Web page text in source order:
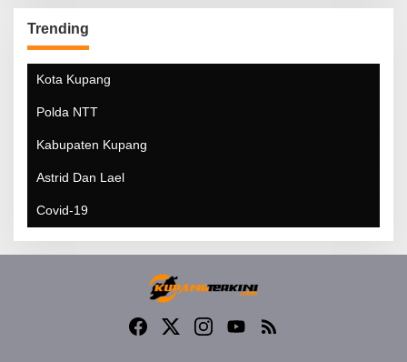
Trending
Kota Kupang
Polda NTT
Kabupaten Kupang
Astrid Dan Lael
Covid-19